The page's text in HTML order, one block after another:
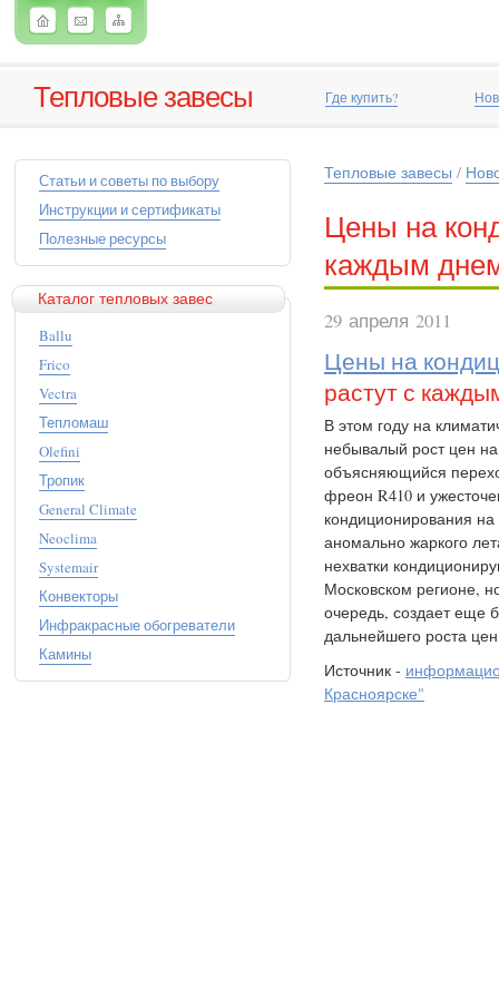
Тепловые завесы Где купить?
Статьи и советы по выбору
Инструкции и сертификаты
Полезные ресурсы
Каталог тепловых завес
Ballu
Frico
Vectra
Тепломаш
Olefini
Тропик
General Climate
Neoclima
Systemair
Конвекторы
Инфракрасные обогреватели
Камины
Тепловые завесы /
Цены на
каждым
29 апреля 2011
Цены на
растут с
В этом году на
небывалый рост цен
объясняющийся
фреон R410 и
кондиционирования
аномально жаркого
нехватки
Московском регионе,
очередь, создает еще
дальнейшего роста
Источник -
Красноярске"